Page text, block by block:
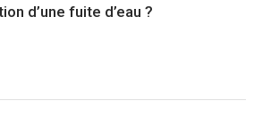
d’une fuite d’eau ?